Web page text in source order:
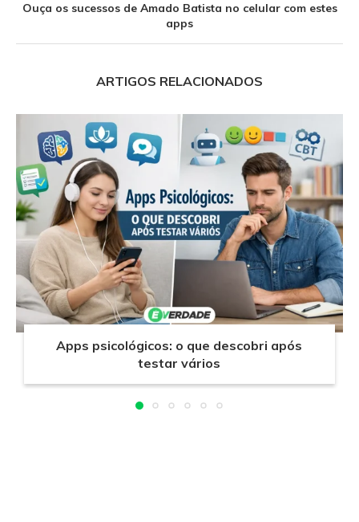
Ouça os sucessos de Amado Batista no celular com estes
apps
ARTIGOS RELACIONADOS
Apps psicológicos: o que descobri após
testar vários